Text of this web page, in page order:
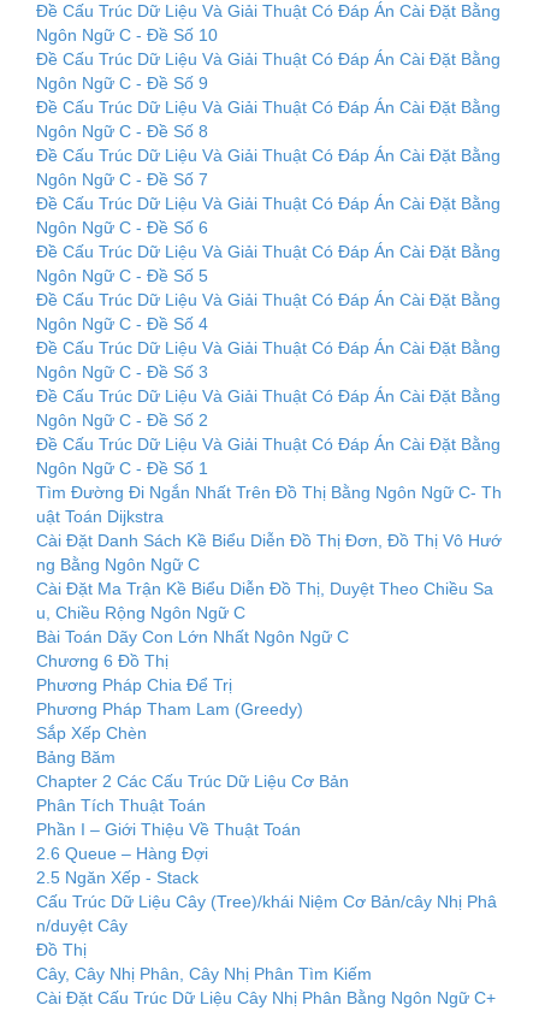
Đề Cấu Trúc Dữ Liệu Và Giải Thuật Có Đáp Án Cài Đặt Bằng
Ngôn Ngữ C - Đề Số 10
Đề Cấu Trúc Dữ Liệu Và Giải Thuật Có Đáp Án Cài Đặt Bằng
Ngôn Ngữ C - Đề Số 9
Đề Cấu Trúc Dữ Liệu Và Giải Thuật Có Đáp Án Cài Đặt Bằng
Ngôn Ngữ C - Đề Số 8
Đề Cấu Trúc Dữ Liệu Và Giải Thuật Có Đáp Án Cài Đặt Bằng
Ngôn Ngữ C - Đề Số 7
Đề Cấu Trúc Dữ Liệu Và Giải Thuật Có Đáp Án Cài Đặt Bằng
Ngôn Ngữ C - Đề Số 6
Đề Cấu Trúc Dữ Liệu Và Giải Thuật Có Đáp Án Cài Đặt Bằng
Ngôn Ngữ C - Đề Số 5
Đề Cấu Trúc Dữ Liệu Và Giải Thuật Có Đáp Án Cài Đặt Bằng
Ngôn Ngữ C - Đề Số 4
Đề Cấu Trúc Dữ Liệu Và Giải Thuật Có Đáp Án Cài Đặt Bằng
Ngôn Ngữ C - Đề Số 3
Đề Cấu Trúc Dữ Liệu Và Giải Thuật Có Đáp Án Cài Đặt Bằng
Ngôn Ngữ C - Đề Số 2
Đề Cấu Trúc Dữ Liệu Và Giải Thuật Có Đáp Án Cài Đặt Bằng
Ngôn Ngữ C - Đề Số 1
Tìm Đường Đi Ngắn Nhất Trên Đồ Thị Bằng Ngôn Ngữ C- Th
uật Toán Dijkstra
Cài Đặt Danh Sách Kề Biểu Diễn Đồ Thị Đơn, Đồ Thị Vô Hướ
ng Bằng Ngôn Ngữ C
Cài Đặt Ma Trận Kề Biểu Diễn Đồ Thị, Duyệt Theo Chiều Sa
u, Chiều Rộng Ngôn Ngữ C
Bài Toán Dãy Con Lớn Nhất Ngôn Ngữ C
Chương 6 Đồ Thị
Phương Pháp Chia Để Trị
Phương Pháp Tham Lam (Greedy)
Sắp Xếp Chèn
Bảng Băm
Chapter 2 Các Cấu Trúc Dữ Liệu Cơ Bản
Phân Tích Thuật Toán
Phần I – Giới Thiệu Về Thuật Toán
2.6 Queue – Hàng Đợi
2.5 Ngăn Xếp ‐ Stack
Cấu Trúc Dữ Liệu Cây (Tree)/khái Niệm Cơ Bản/cây Nhị Phâ
n/duyệt Cây
Đồ Thị
Cây, Cây Nhị Phân, Cây Nhị Phân Tìm Kiếm
Cài Đặt Cấu Trúc Dữ Liệu Cây Nhị Phân Bằng Ngôn Ngữ C+